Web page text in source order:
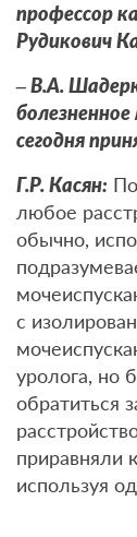
профессор
Рудикович
– В.А.
сегодня
Г.Р. Касян:
любое
обычно,
с
уролога, но
обратиться
приравняли
используя